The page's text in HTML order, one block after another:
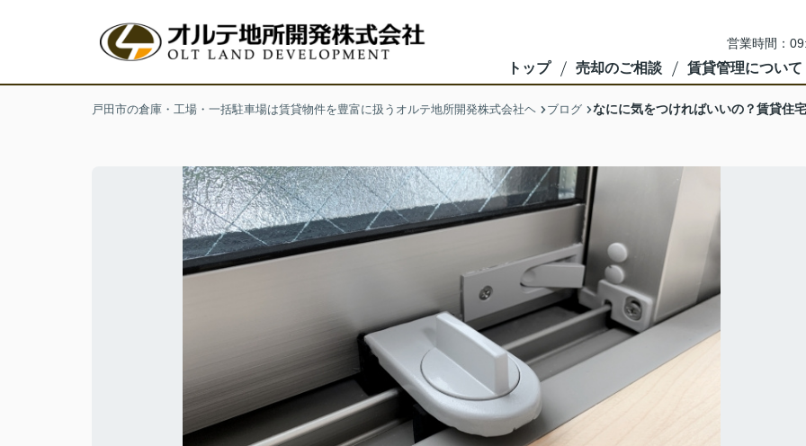
営業時間：
トップ 売却のご相談 賃貸管理について
戸田市の倉庫・工場・一括駐車場は賃貸物件を豊富に扱うオルテ地所開発株式会社ヘ ブログ なにに気をつければいいの？賃貸住